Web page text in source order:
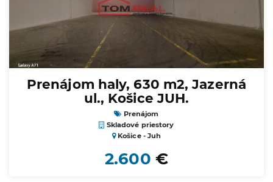
Prenájom haly, 630 m2, Jazerná
ul., Košice JUH.
Prenájom
Skladové priestory
Košice - Juh
2.600 €